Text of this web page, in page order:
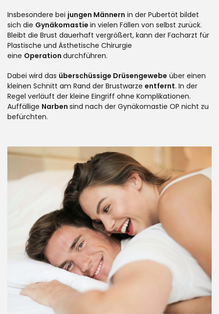
Insbesondere bei jungen Männern in der Pubertät bildet
sich die Gynäkomastie in vielen Fällen von selbst zurück.
Bleibt die Brust dauerhaft vergrößert, kann der Facharzt für
Plastische und Ästhetische Chirurgie
eine Operation durchführen.
Dabei wird das überschüssige Drüsengewebe über einen
kleinen Schnitt am Rand der Brustwarze entfernt. In der
Regel verläuft der kleine Eingriff ohne Komplikationen.
Auffällige Narben sind nach der Gynäkomastie OP nicht zu
befürchten.